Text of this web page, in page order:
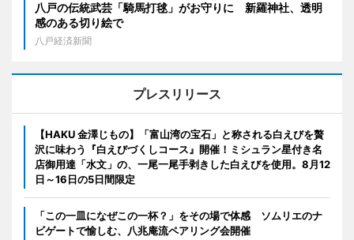
八戸の伝統武芸「騎馬打毬」がお守りに 新羅神社、透明
感のある切り絵で
八戸経済新聞
プレスリリース
【HAKU 金澤じもの】「富山湾の宝石」と称される白えびを贅
沢に味わう『白えびづくしコース』開催！ミシュラン星付き名
店御用達「水文」の、一尾一尾手剥きした白えびを使用。8月12
日～16日の5日間限定
「この一皿になぜこの一杯？」をその場で体感 ソムリエのナ
ビゲートで愉しむ、八兆庵流ペアリング会開催